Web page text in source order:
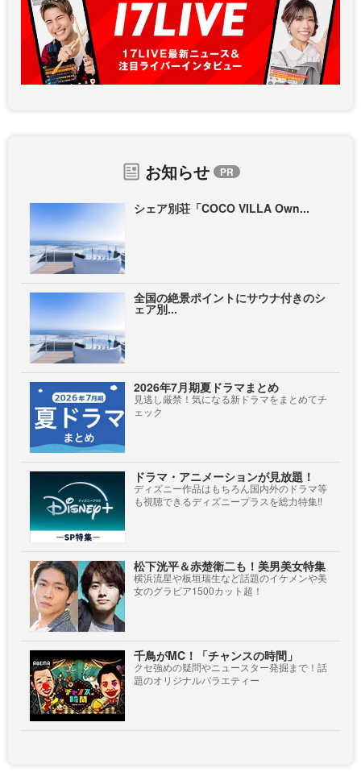
お知らせ
シェア別荘「COCO VILLA Own...
全国の絶景ポイントにサウナ付きのシ
ェア別...
2026年7月期夏ドラマまとめ
見逃し厳禁！気になる新ドラマをまとめてチ
ェック
ドラマ・アニメーションが見放題！
ディズニー作品はもちろん国内外のドラマ等
も視聴できるディズニープラスを総力特集!!
松下洸平＆赤楚衛二も！美男美女特集
横浜流星や板垣瑞生など話題のイケメンや美
女のグラビア1500カット超！
千鳥がMC！「チャンスの時間」
クセ強めの疑問やニュースター発掘まで！話
題のオリジナルバラエティー